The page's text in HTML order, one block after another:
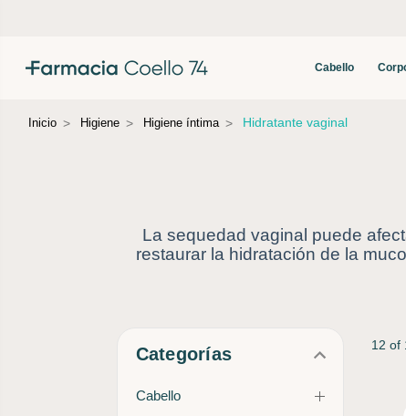
Cabello
Inicio Higiene Higiene íntima Hidratante vaginal
La sequedad vaginal puede
restaurar la hidratación de la
Categorías
Cabello
12 of